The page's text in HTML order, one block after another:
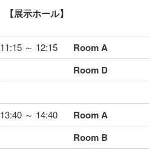
【展示ホール】
11:15 ～ 12:15 Room A
Room D
13:40 ～ 14:40 Room A
Room B